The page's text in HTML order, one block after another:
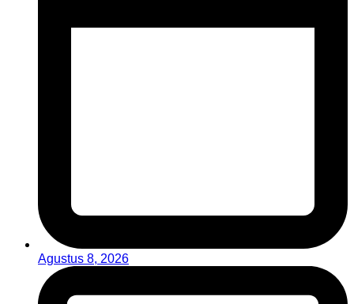
Agustus 8, 2026